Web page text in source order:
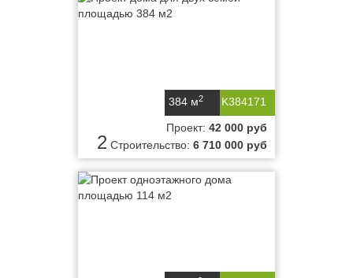
K384171
384 м2
2
Проект: 42 000 руб
Строительство: 6 710 000 руб